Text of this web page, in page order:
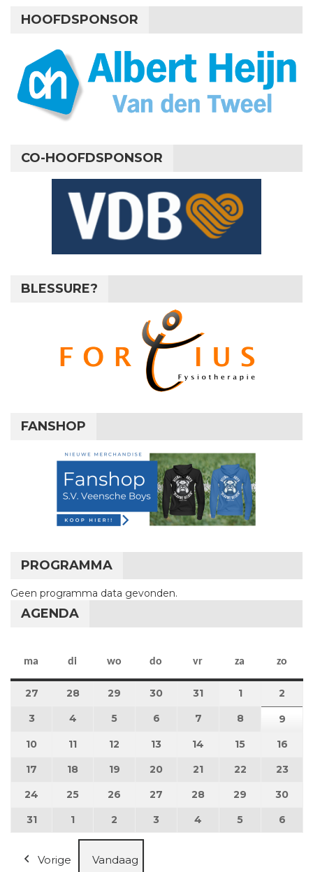
HOOFDSPONSOR
CO-HOOFDSPONSOR
BLESSURE?
FANSHOP
PROGRAMMA
Geen programma data gevonden.
AGENDA
ma maandag
di dinsdag
wo woensdag
do donderdag
vr vrijdag
za zaterdag
zo
27 27 juli 2026
28 28 juli 2026
29 29 juli 2026
30 30 juli 2026
31 31 juli 2026
11 augustus
2
3 3 augustus 2026
4 4 augustus 2026
5 5 augustus 2026
6 6 augustus 2026
7 7 augustus 2026
8 8 augustus
9
10 10 augustus 2026
11 11 augustus 2026
12 12 augustus 2026
13 13 augustus 2026
14 14 augustus 2026
15 15 16
17 17 augustus 2026
18 18 augustus 2026
19 19 augustus 2026
20 20 augustus 2026
21 21 augustus 2026
22 22 23
24 24 augustus 2026
25 25 augustus 2026
26 26 augustus 2026
27 27 augustus 2026
28 28 augustus 2026
29 29 30
3131 augustus 2026
1 1 september 2026
2 2 september 2026
3 3 september 2026
4 4 september 2026
5 5 6
Vorige Vandaag